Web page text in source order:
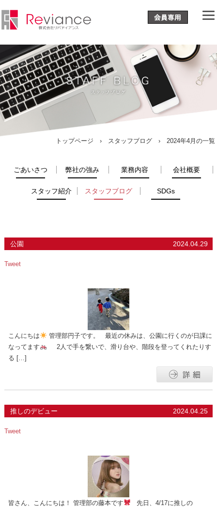
トップページ › スタッフブログ› 2024年4月の一覧
ごあいさつ 弊社の強み 業務内容 会社概要
スタッフ紹介 スタッフブログ SDGs
公園 2024.04.29
Tweet
こんにちは
管理部円子です。 最近の休みは、公園に行くのが日課に
なってます
2人で手を繋いで、滑り台や、階段を登ってくれたりす
る […]
推しのデビュー 2024.04.25
Tweet
皆さん、こんにちは！ 管理部の藤本です
先日、4/17に推しの